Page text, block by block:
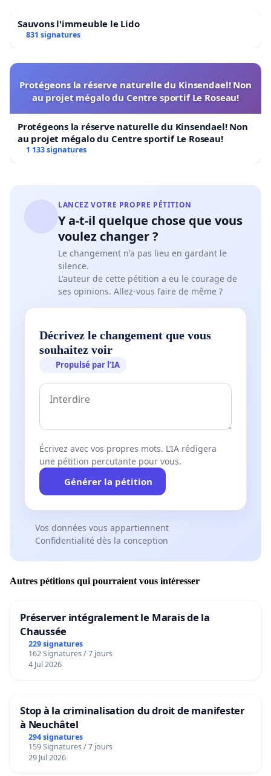
Sauvons l'immeuble le Lido
831 signatures
Protégeons la réserve naturelle du Kinsendael! Non
au projet mégalo du Centre sportif Le Roseau!
Protégeons la réserve naturelle du Kinsendael! Non
au projet mégalo du Centre sportif Le Roseau!
1 133 signatures
LANCEZ VOTRE PROPRE PÉTITION
Y a-t-il quelque chose que vous
voulez changer ?
Le changement n'a pas lieu en gardant le
silence.
L'auteur de cette pétition a eu le courage de
ses opinions. Allez-vous faire de même ?
Décrivez le changement que vous
souhaitez voir
Propulsé par l’IA
Écrivez avec vos propres mots. L’IA rédigera
une pétition percutante pour vous.
Générer la pétition
Vos données vous appartiennent
Confidentialité dès la conception
Autres pétitions qui pourraient vous intéresser
Préserver intégralement le Marais de la
Chaussée
229 signatures
162 Signatures / 7 jours
4 Jul 2026
Stop à la criminalisation du droit de manifester
à Neuchâtel
294 signatures
159 Signatures / 7 jours
29 Jul 2026